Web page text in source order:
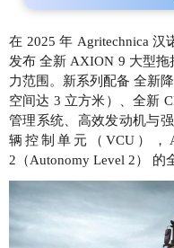
在 2025 年 Agritechnica
发布 全新 AXION 9 大型拖
力范围。新系列配备 全新
空间达 3 立方米）、全新
管理系统、高效发动机与
辆控制单元（VCU）
2（Autonomy Level 2） 的